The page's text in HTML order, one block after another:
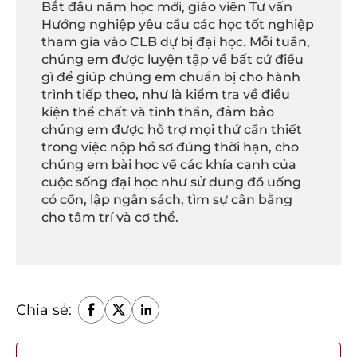
Bắt đầu năm học mới, giáo viên Tư vấn
Hướng nghiệp yêu cầu các học tốt nghiệp
tham gia vào CLB dự bị đại học. Mỗi tuần,
chúng em được luyện tập về bất cứ điều
gì để giúp chúng em chuẩn bị cho hành
trình tiếp theo, như là kiểm tra về điều
kiện thể chất và tinh thần, đảm bảo
chúng em được hỗ trợ mọi thứ cần thiết
trong việc nộp hồ sơ đúng thời hạn, cho
chúng em bài học về các khía cạnh của
cuộc sống đại học như sử dụng đồ uống
có cồn, lập ngân sách, tìm sự cân bằng
cho tâm trí và cơ thể.
Chia sẻ: